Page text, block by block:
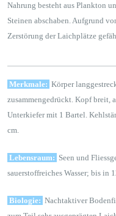
Nahrung besteht aus Plankton
Steinen abschaben. Aufgrund
Zerstörung der Laichplätze
Merkmale: Körper
zusammengedrückt. Kopf breit,
Unterkiefer mit 1 Bartel.
cm.
Lebensraum: Seen und
sauerstoffreiches Wasser; bis in
Biologie: Nachtaktiver